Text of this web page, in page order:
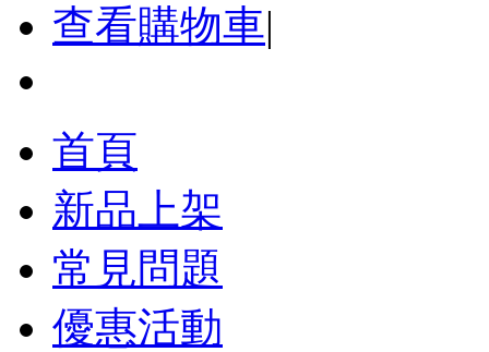
查看購物車|
首頁
新品上架
常見問題
優惠活動